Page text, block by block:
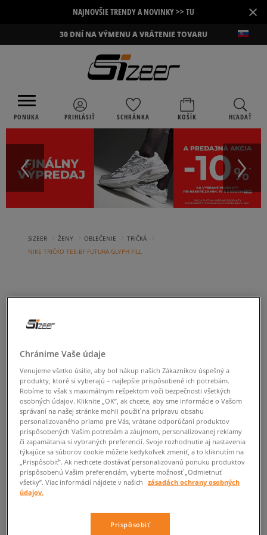
NAJNOVŠIE TRENDY A NOVINKY >> TU ×
30 DNÍ NA VÝMENU A VRÁTENIE TOVARU
PONUKA PRIHLÁSIŤ SCHRÁNKA KOŠÍK HĽADAŤ
SIZEER ŽENY OBLEČENIE TRIČKÁ
NIKE TRIČKO TEE-BF FUTURA GLYPH FILL
Chránime Vaše údaje
Venujeme všetko úsilie, aby bol nákup našich Zákazníkov úspešný a
produkty, ktoré si vyberajú – najlepšie prispôsobené ich potrebám.
Robíme to však s maximálnym rešpektom voči bezpečnosti všetkých
osobných údajov. Kliknite „OK”, ak chcete, aby sme informácie o Vašom
správaní na našej stránke mohli použiť na prípravu obsahu
personalizovaného priamo pre Vás, vrátane odporúčaní produktov
prispôsobených Vašim potrebám a záujmom, personalizovanej reklamy
či zapamätania si vybraných preferencií. Svoje rozhodnutie aj nastavenia
týkajúce sa súborov cookie môžete kedykoľvek zmeniť, a to kliknutím na
„Prispôsobiť”. Ak nechcete dostávať personalizovanú ponuku produktov
prispôsobenú Vašim preferenciám, vyberte možnosť „Odmietnuť
všetky”. Viac informácií nájdete v našich
zásadách ochrany osobných
údajov.
Prispôsobiť